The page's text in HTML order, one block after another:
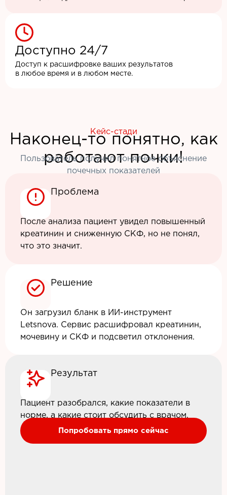
Доступно 24/7
Доступ к расшифровке ваших результатов
в любое время и в любом месте.
Кейс-стади
Наконец-то понятно, как
работают почки!
Пользователь получил понятное объяснение
почечных показателей
Проблема
После анализа пациент увидел повышенный
креатинин и сниженную СКФ, но не понял,
что это значит.
Решение
Он загрузил бланк в ИИ-инструмент
Letsnova. Сервис расшифровал креатинин,
мочевину и СКФ и подсветил отклонения.
Результат
Пациент разобрался, какие показатели в
норме, а какие стоит обсудить с врачом.
Попробовать прямо сейчас